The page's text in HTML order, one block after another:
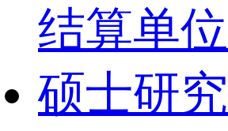
结算单位
硕士研